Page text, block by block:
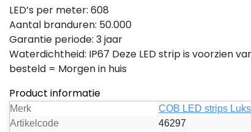
LED’s per meter: 608
Aantal branduren: 50.000
Garantie periode: 3 jaar
Waterdichtheid: IP67 Deze LED strip is voorzien
besteld = Morgen in huis
Product informatie
Merk
COB LED strips
Artikelcode
46297